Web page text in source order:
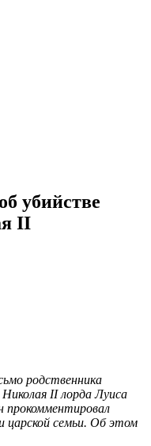
убийстве
II
родственника
Николая II лорда Луиса
царской семьи. Об этом